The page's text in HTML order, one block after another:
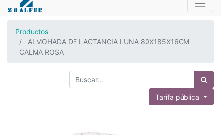
Productos
ALMOHADA DE LACTANCIA LUNA 80X185X16CM
CALMA ROSA
Tarifa pública